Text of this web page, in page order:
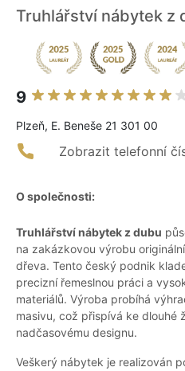
Truhlářství nábytek z
9
Plzeň, E. Beneše 21 301 00
Zobrazit telefonní
O společnosti:
Truhlářství nábytek z dubu
na zakázkovou výrobu
dřeva. Tento český podnik
precizní řemeslnou práci a
materiálů. Výroba probíhá
masivu, což přispívá ke dlouhé
nadčasovému designu.
Veškerý nábytek je realizován